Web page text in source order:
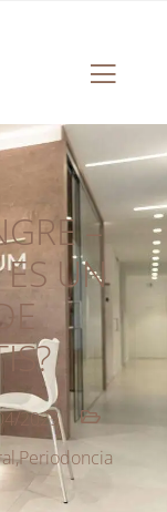
–
UN
2025
,Periodoncia